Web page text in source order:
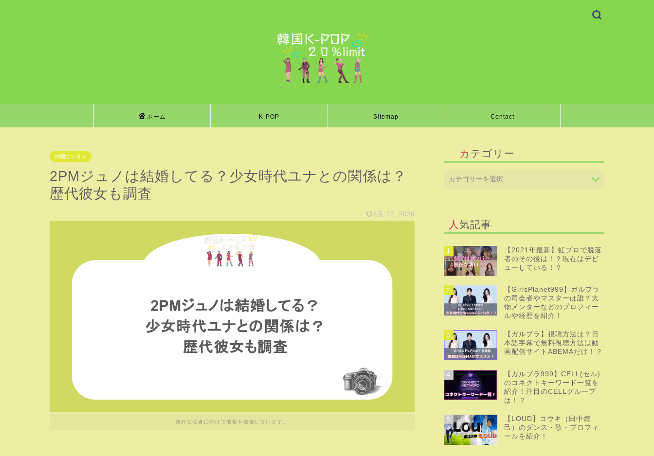
ホーム K-POP Sitemap Contact
韓国エンタメ
2PMジュノは結婚してる？少女時代ユナとの関係は？
歴代彼女も調査
6月 22, 2026
海外在住者に向けて情報を発信しています。
カテゴリー
人気記事
1
【2021年最新】虹プロで脱落
者のその後は！？現在はデビ
ューしている！？
2
【GirlsPlanet999】ガルプラ
の司会者やマスターは誰？大
物メンターなどのプロフィー
ルや経歴を紹介！
3
【ガルプラ】視聴方法は？日
本語字幕で無料視聴方法は動
画配信サイトABEMAだけ！？
4
【ガルプラ999】CELL(セル)
のコネクトキーワード一覧を
紹介！注目のCELLグループ
は！？
5
【LOUD】コウキ（田中煌
己）のダンス・歌・プロフィ
ールを紹介！